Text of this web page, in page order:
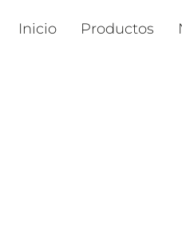
Inicio Productos